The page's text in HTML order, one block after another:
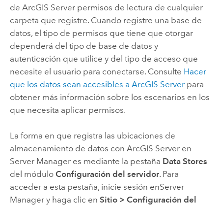
de ArcGIS Serverpermisos de lectura de cualquier
carpeta que registre. Cuando registre una base de
datos, el tipo de permisos que tiene que otorgar
dependerá del tipo de base de datos y
autenticación que utilice y del tipo de acceso que
necesite el usuario para conectarse. Consulte Hacer
que los datos sean accesibles a ArcGIS Serverpara
obtener más información sobre los escenarios en los
que necesita aplicar permisos.
La forma en que registra las ubicaciones de
almacenamiento de datos con ArcGIS Serveren
Server Manageres mediante la pestaña Data Stores
del módulo Configuración del servidor. Para
acceder a esta pestaña, inicie sesión enServer
Managery haga clic en Sitio > Configuración del